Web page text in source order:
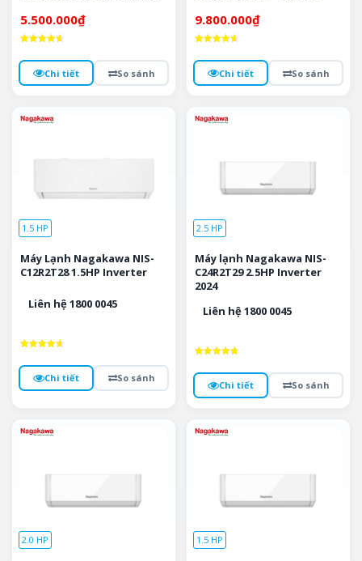
5.500.000₫
hạng
5 saoChi tiết So sánh
9.800.000₫
hạng
5 saoChi tiết So sánh
1.5 HP
Máy Lạnh Nagakawa NIS-
C12R2T28 1.5HP Inverter
Liên hệ 1800 0045
5 saoChi tiết So sánh
2.5 HP
Máy lạnh Nagakawa NIS-
C24R2T29 2.5HP Inverter
2024
Liên hệ 1800 0045
5 saoChi tiết So sánh
2.0 HP 1.5 HP